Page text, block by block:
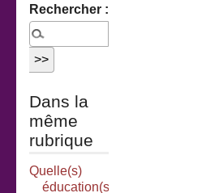
Rechercher :
Dans la
même
rubrique
Quelle(s)
éducation(s)